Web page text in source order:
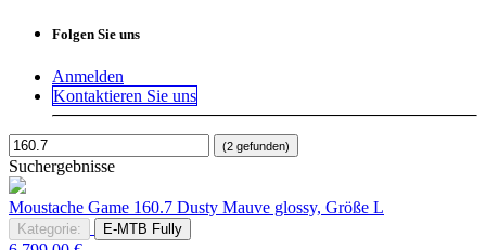
Folgen Sie uns
Anmelden
Kontaktieren Sie uns
(2 gefunden)
Suchergebnisse
Moustache Game 160.7 Dusty Mauve glossy, Größe L
Kategorie: E-MTB Fully